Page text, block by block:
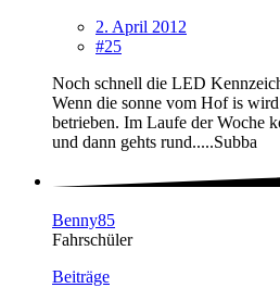
2. April 2012
#25
Noch schnell die LED
Wenn die sonne vom Hof is
betrieben. Im Laufe der Woche
und dann gehts rund.....Subba
Benny85
Fahrschüler
Beiträge